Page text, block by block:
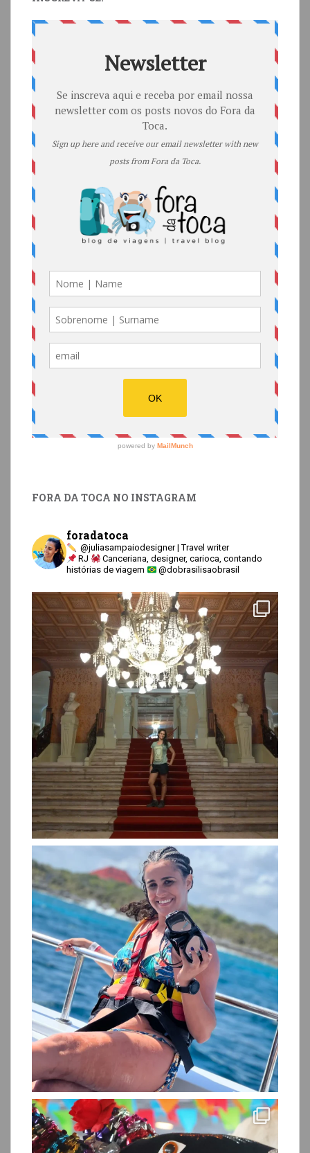
FORA DA TOCA NO INSTAGRAM
foradatoca
@juliasampaiodesigner | Travel writer
RJ
Canceriana, designer, carioca, contando
histórias de viagem
@dobrasilisaobrasil